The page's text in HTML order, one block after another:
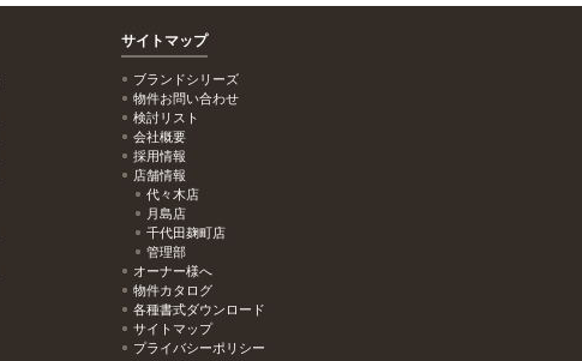
サイトマップ
ブランドシリーズ
物件お問い合わせ
検討リスト
会社概要
採用情報
店舗情報
代々木店
月島店
千代田麹町店
管理部
オーナー様へ
物件カタログ
各種書式ダウンロード
サイトマップ
プライバシーポリシー